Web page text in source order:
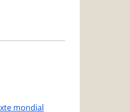
mondial